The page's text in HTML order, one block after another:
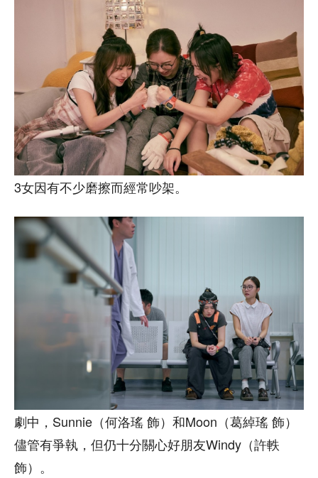
3女因有不少磨擦而經常吵架。
劇中，Sunnie（何洛瑤 飾）和Moon（葛綽瑤 飾）
儘管有爭執，但仍十分關心好朋友Windy（許軼
飾）。